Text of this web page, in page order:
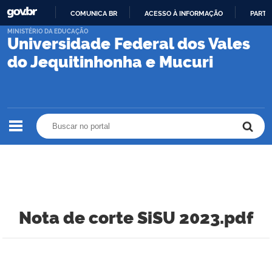
PARA
CONTEÚDO
COMUNICA BR ACESSO À INFORMAÇÃO
Universidade Federal dos Vales
do Jequitinhonha e Mucuri
MINISTÉRIO DA EDUCAÇÃO
Nota de corte SiSU 2023.pdf